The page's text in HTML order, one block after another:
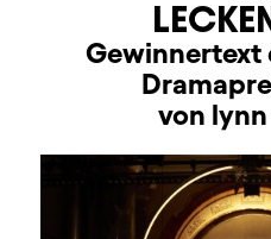
Gewinnertext
von